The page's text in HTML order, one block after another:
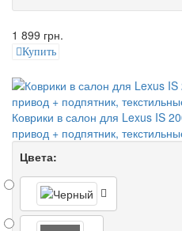
1 899 грн.
Купить
Коврики в салон для Lexus IS
привод + подпятник,
Цвета: